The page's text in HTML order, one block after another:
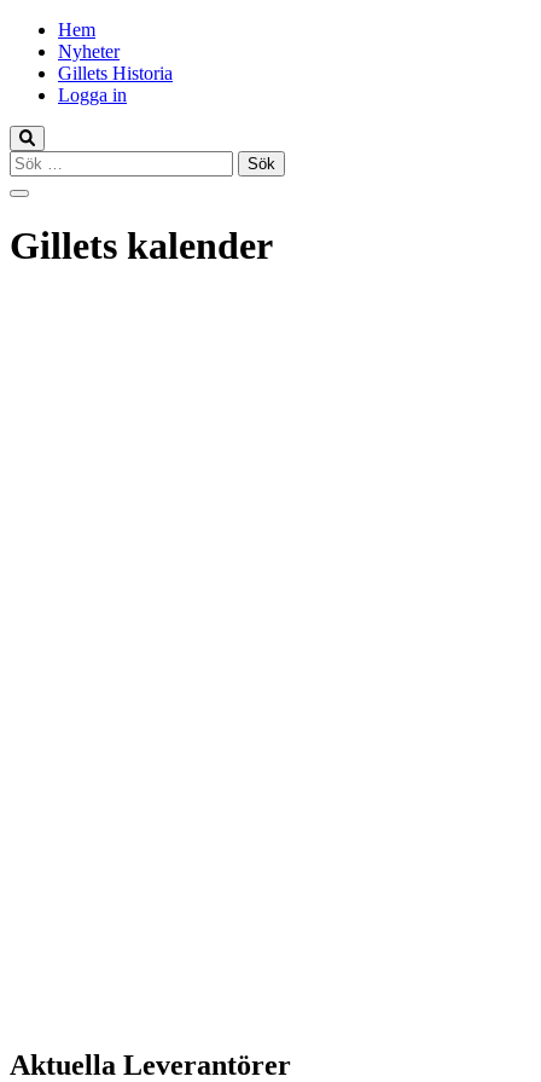
Hem
Nyheter
Gillets Historia
Logga in
Sök
efter:
Gillets kalender
Aktuella Leverantörer